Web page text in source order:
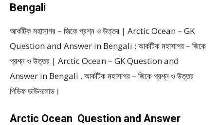
Bengali
আর্কটিক মহাসাগর – জিকে প্রশ্ন ও উত্তর | Arctic Ocean – GK
Question and Answer in Bengali : আর্কটিক মহাসাগর – জিকে
প্রশ্ন ও উত্তর | Arctic Ocean – GK Question and
Answer in Bengali . আর্কটিক মহাসাগর – জিকে প্রশ্ন ও উত্তর
পিডিফ ডাউনলোড।
Arctic Ocean Question and Answer